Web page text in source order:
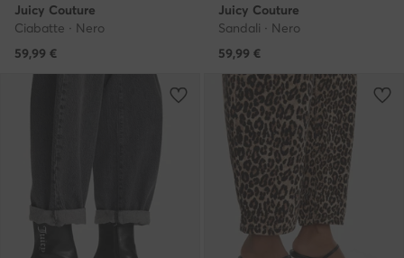
Juicy Couture
Ciabatte · Nero
59,99 €
Juicy Couture
Sandali · Nero
59,99 €